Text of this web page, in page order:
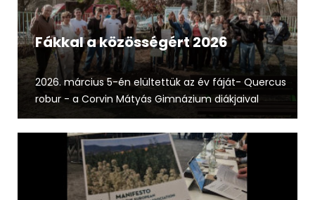
Fákkal a közösségért 2026
2026. március 5-én elültettük az év fáját- Quercus
robur - a Corvin Mátyás Gimnázium diákjaival